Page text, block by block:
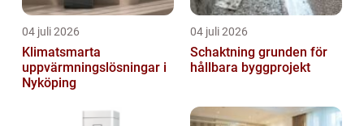
04 juli 2026
Klimatsmarta
uppvärmningslösningar i
Nyköping
04 juli 2026
Schaktning grunden för
hållbara byggprojekt